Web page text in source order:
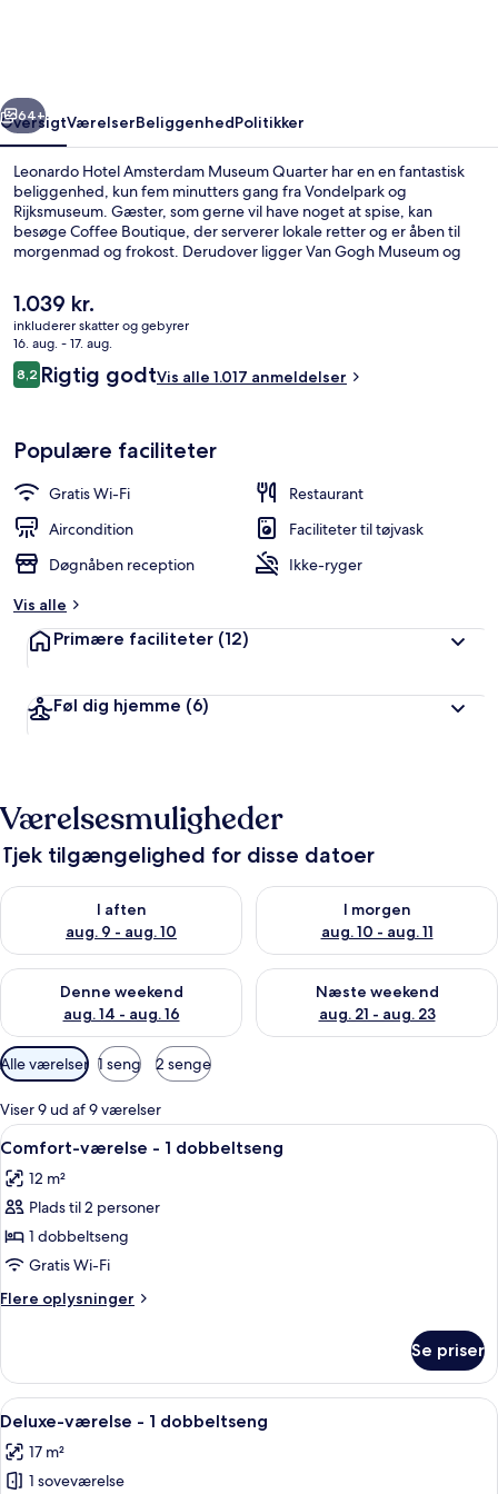
Næste
64+
OversigtVærelserBeliggenhedPolitikker
Leonardo Hotel Amsterdam Museum Quarter har en en fantastisk
beliggenhed, kun fem minutters gang fra Vondelpark og
Rijksmuseum. Gæster, som gerne vil have noget at spise, kan
besøge Coffee Boutique, der serverer lokale retter og er åben til
morgenmad og frokost. Derudover ligger Van Gogh Museum og
sige om stedets hjælpsomme personale og beliggenhed. Offentlig
transport ligger kun en kort gåtur væk: Rijksmuseum Station ligger 3
minutter væk og Spiegelgracht Sporvognsstation ligger 4 minutter
derfra.
Den
nuværende
pris
er
1.039 kr.
1.039 kr.
inkluderer skatter og gebyrer
16. aug. - 17. aug.
Anmeldelser
8,28,2 ud af 10.
Rigtig godtVis alle 1.017 anmeldelser
Populære faciliteter
Gratis Wi-Fi
Restaurant
Aircondition
Faciliteter til tøjvask
Døgnåben reception
Ikke-ryger
Vis alle
Primære faciliteter (12)
Føl dig hjemme (6)
Værelsesmuligheder
Tjek tilgængelighed for disse datoer
I aften
aug. 9 - aug. 10
Tjek tilgængelighed for i aften aug. 9 - aug. 10
I morgen
aug. 10 - aug. 11
Tjek tilgængelighed for i
Denne weekend
aug. 14 - aug. 16
Tjek tilgængelighed for denne weekend aug. 14 - aug. 16
Næste weekend
aug. 21 - aug. 23
Tjek tilgængelighed for næste
Tilgængelige
filtre
for
værelser
Alle værelser 1 seng 2 senge
Viser 9 ud af 9 værelser
Indlæs
alle
billeder
af
Comfort-
værelse
-
1
Et hotelværelse med en stor seng,
11
Comfort-værelse - 1 dobbeltseng
12 m²
Plads til 2 personer
1 dobbeltseng
Gratis Wi-Fi
Flere oplysninger
Flere
værelse
1
Se priser
Indlæs
alle
billeder
af
Et hotelværelse med en stor seng,
5
Deluxe-værelse - 1 dobbeltseng
17 m²
1 soveværelse